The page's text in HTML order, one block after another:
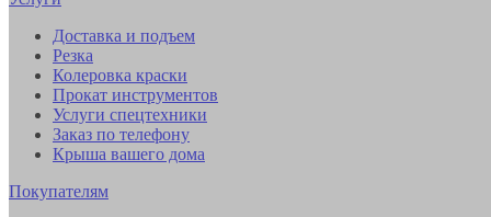
Доставка и подъем
Резка
Колеровка краски
Прокат инструментов
Услуги спецтехники
Заказ по телефону
Крыша вашего дома
Покупателям